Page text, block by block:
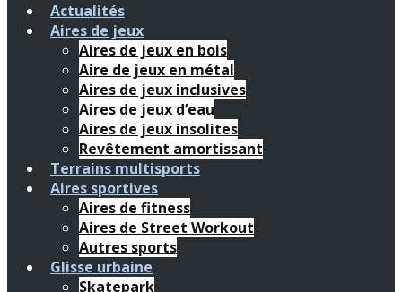
Actualités
Aires de jeux
Aires de jeux en bois
Aire de jeux en métal
Aires de jeux inclusives
Aires de jeux d’eau
Aires de jeux insolites
Revêtement amortissant
Terrains multisports
Aires sportives
Aires de fitness
Aires de Street Workout
Autres sports
Glisse urbaine
Skatepark